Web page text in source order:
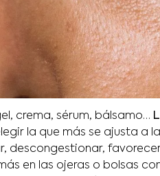
crema, sérum, bálsamo…
la que más se ajusta a
descongestionar,
en las ojeras o bolsas